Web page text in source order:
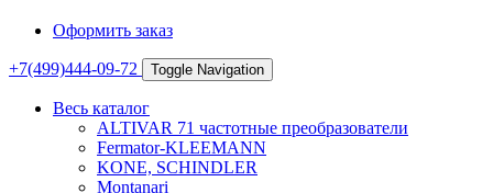
Оформить заказ
+7(499)444-09-72 Toggle Navigation
Весь каталог
ALTIVAR 71 частотные преобразователи
Fermator-KLEEMANN
KONE, SCHINDLER
Montanari